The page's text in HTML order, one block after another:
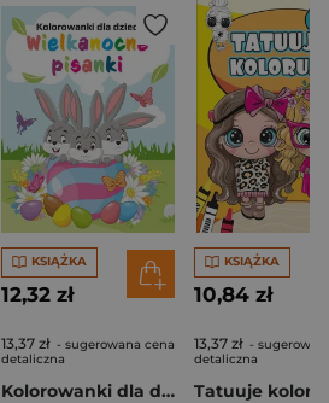
KSIĄŻKA
12,32 zł
13,37 zł - sugerowana cena
detaliczna
Kolorowanki dla dzieci. Wielkanocne pisanki
KSIĄŻKA
10,84 zł
13,37 zł -
detaliczna